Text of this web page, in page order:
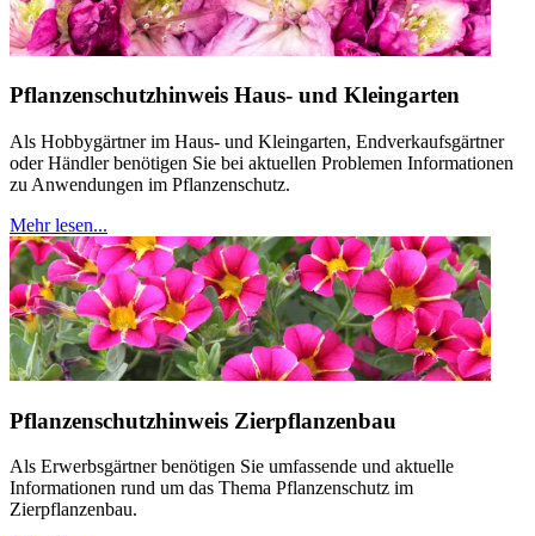
Pflanzenschutzhinweis Haus- und Kleingarten
Als Hobbygärtner im Haus- und Kleingarten, Endverkaufsgärtner
oder Händler benötigen Sie bei aktuellen Problemen Informationen
zu Anwendungen im Pflanzenschutz.
Mehr lesen...
Pflanzenschutzhinweis Zierpflanzenbau
Als Erwerbsgärtner benötigen Sie umfassende und aktuelle
Informationen rund um das Thema Pflanzenschutz im
Zierpflanzenbau.